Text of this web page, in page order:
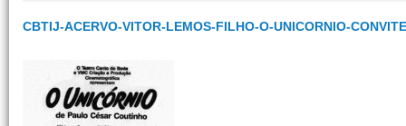
CBTIJ-ACERVO-VITOR-LEMOS-FILHO-O-UNICORNIO-